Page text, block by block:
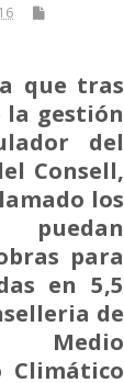
que tras
la gestión
del
Consell,
los
para
en 5,5
de
Medio
Climático